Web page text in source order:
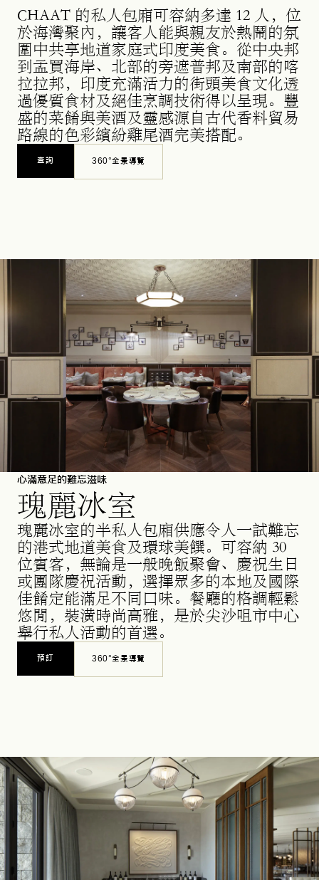
CHAAT 的私人包廂可容納多達 12 人，位
於海灣聚內，讓客人能與親友於熱鬧的氛
圍中共享地道家庭式印度美食。從中央邦
到孟買海岸、北部的旁遮普邦及南部的喀
拉拉邦，印度充滿活力的街頭美食文化透
過優質食材及絕佳烹調技術得以呈現。豐
盛的菜餚與美酒及靈感源自古代香料貿易
路線的色彩繽紛雞尾酒完美搭配。
查詢 360°全景導覽
心滿意足的難忘滋味
瑰麗冰室
瑰麗冰室的半私人包廂供應令人一試難忘
的港式地道美食及環球美饌。可容納 30
位賓客，無論是一般晚飯聚會、慶祝生日
或團隊慶祝活動，選擇眾多的本地及國際
佳餚定能滿足不同口味。餐廳的格調輕鬆
悠閒，裝潢時尚高雅，是於尖沙咀市中心
舉行私人活動的首選。
預訂
OPENS IN A NEW TAB
360°全景導覽